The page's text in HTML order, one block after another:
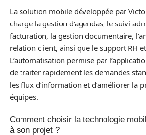
La solution mobile développée par
charge la gestion d’agendas, le suivi
facturation, la gestion documentaire,
relation client, ainsi que le support RH
L’automatisation permise par
de traiter rapidement les demandes
les flux d’information et d’améliorer la
équipes.
Comment choisir la technologie
à son projet ?